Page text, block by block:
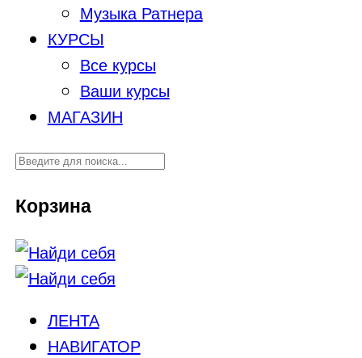
Музыка Ратнера
КУРСЫ
Все курсы
Ваши курсы
МАГАЗИН
Корзина
ЛЕНТА
НАВИГАТОР